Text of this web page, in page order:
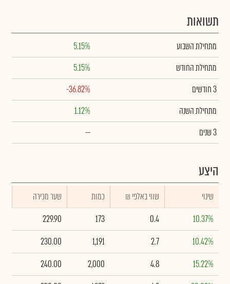
תשואות
מתחילת השבוע
5.15%
מתחילת החודש
5.15%
3 חודשים
-36.82%
מתחילת השנה
1.12%
3 שנים
--
היצע
שינוי ₪ שווי באלפי כמות
שער מכירה
10.37%
0.4
173
229.90
10.42%
2.7
1,191
230.00
15.22%
4.8
2,000
240.00